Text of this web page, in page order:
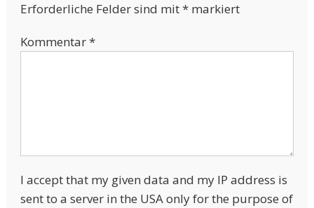
Erforderliche Felder sind mit*markiert
Kommentar*
I accept that my given data and my IP address is
sent to a server in the USA only for the purpose of